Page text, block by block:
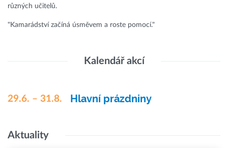
různých učitelů.
"Kamarádství začíná úsměvem a roste pomocí."
Kalendář akcí
29.6. – 31.8. Hlavní prázdniny
Aktuality